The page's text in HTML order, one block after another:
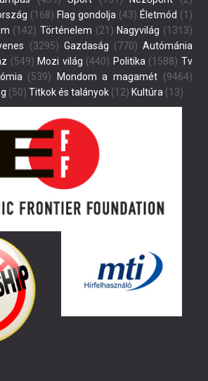
(168) Flag gondolja (43) Életmód (1)
(142) Történelem (21) Nagyvilág (1313)
(3295) Gazdaság (770) Autómánia
(549) Mozi világ (440) Politika (1588) Tv
(539) Mondom a magamét (9464)
(50) Titkok és talányok (12) Kultúra (13)